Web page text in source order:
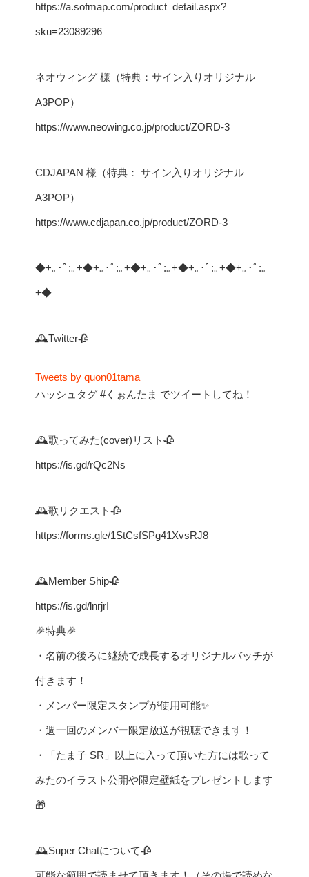
https://a.sofmap.com/product_detail.aspx?
sku=23089296
ネオウィング 様（特典：サイン入りオリジナル
A3POP）
https://www.neowing.co.jp/product/ZORD-3
CDJAPAN 様（特典： サイン入りオリジナル
A3POP）
https://www.cdjapan.co.jp/product/ZORD-3
◆+｡･ﾟ:｡+◆+｡･ﾟ:｡+◆+｡･ﾟ:｡+◆+｡･ﾟ:｡+◆+｡･ﾟ:｡
+◆
🕰Twitter🥀
Tweets by quon01tama
ハッシュタグ #くぉんたま でツイートしてね！
🕰歌ってみた(cover)リスト🥀
https://is.gd/rQc2Ns
🕰歌リクエスト🥀
https://forms.gle/1StCsfSPg41XvsRJ8
🕰Member Ship🥀
https://is.gd/lnrjrI​
🎉特典🎉
・名前の後ろに継続で成長するオリジナルバッチが
付きます！
・メンバー限定スタンプが使用可能✨
・週一回のメンバー限定放送が視聴できます！
・「たま子 SR」以上に入って頂いた方には歌って
みたのイラスト公開や限定壁紙をプレゼントします
🎁
🕰Super Chatについて🥀